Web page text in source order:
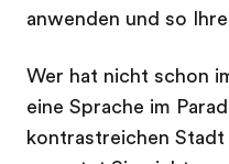
anwenden und so
Wer hat nicht schon
eine Sprache im
kontrastreichen